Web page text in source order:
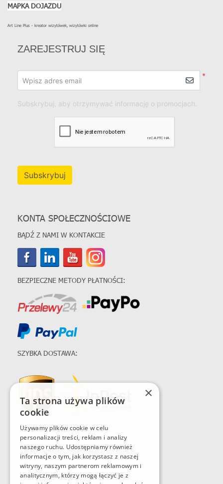
MAPKA DOJAZDU
Art Line Plus - kreator wizytówek, wizytówki online
ZAREJESTRUJ SIĘ
*
Wpisz adres email
Subskrybuj, aby otrzymywać informację o promocjach.
Subskrybuj
KONTA SPOŁECZNOŚCIOWE
BĄDŹ Z NAMI W KONTAKCIE
BEZPIECZNE METODY PŁATNOŚCI:
SZYBKA DOSTAWA:
×
Ta strona używa plików
cookie
Używamy plików cookie w celu
personalizacji treści, reklam i analizy
naszego ruchu. Udostępniamy również
informacje o tym, jak korzystasz z naszej
witryny, naszym partnerom reklamowym i
analitycznym, którzy mogą łączyć je z